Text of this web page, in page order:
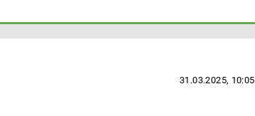
31.03.2025, 10:05